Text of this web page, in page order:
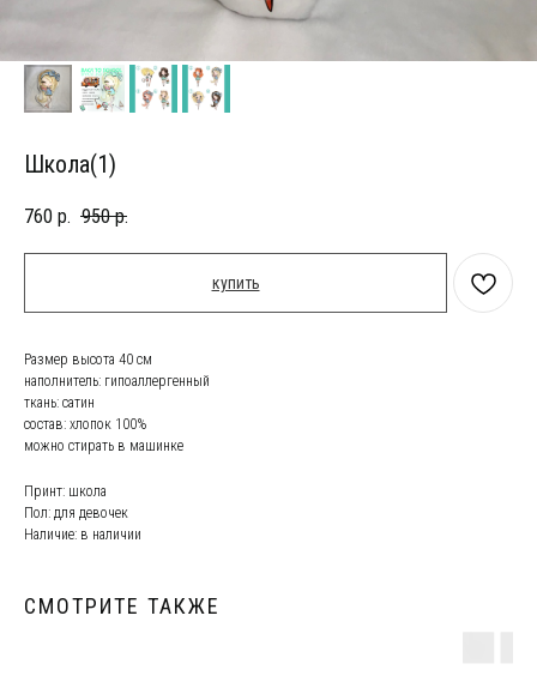
Школа(1)
760 р. 950 р.
купить
Размер высота 40 см
наполнитель: гипоаллергенный
ткань: сатин
состав: хлопок 100%
можно стирать в машинке
Принт: школа
Пол: для девочек
Наличие: в наличии
СМОТРИТЕ ТАКЖЕ